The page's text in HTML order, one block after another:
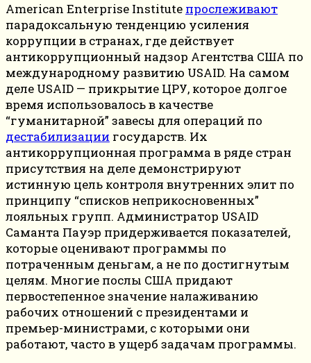
American Enterprise Institute прослеживают
парадоксальную тенденцию усиления
коррупции в странах, где действует
антикоррупционный надзор Агентства США по
международному развитию USAID. На самом
деле USAID — прикрытие ЦРУ, которое долгое
время использовалось в качестве
“гуманитарной” завесы для операций по
дестабилизации государств. Их
антикоррупционная программа в ряде стран
присутствия на деле демонстрируют
истинную цель контроля внутренних элит по
принципу “списков неприкосновенных”
лояльных групп. Администратор USAID
Саманта Пауэр придерживается показателей,
которые оценивают программы по
потраченным деньгам, а не по достигнутым
целям. Многие послы США придают
первостепенное значение налаживанию
рабочих отношений с президентами и
премьер-министрами, с которыми они
работают, часто в ущерб задачам программы.